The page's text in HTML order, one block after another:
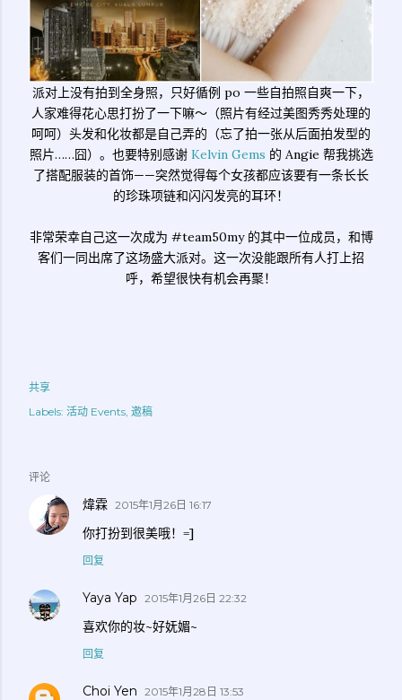
派对上没有拍到全身照，只好循例 po 一些自拍照自爽一下，
人家难得花心思打扮了一下嘛～（照片有经过美图秀秀处理的
呵呵）头发和化妆都是自己弄的（忘了拍一张从后面拍发型的
照片……囧）。也要特别感谢 Kelvin Gems 的 Angie 帮我挑选
了搭配服装的首饰——突然觉得每个女孩都应该要有一条长长
的珍珠项链和闪闪发亮的耳环！
非常荣幸自己这一次成为 #team50my 的其中一位成员，和博
客们一同出席了这场盛大派对。这一次没能跟所有人打上招
呼，希望很快有机会再聚！
共享
Labels: 活动 Events 邀稿
评论
煒霖 2015年1月26日 16:17
你打扮到很美哦！=]
回复
Yaya Yap 2015年1月26日 22:32
喜欢你的妆~好妩媚~
回复
Choi Yen 2015年1月28日 13:53